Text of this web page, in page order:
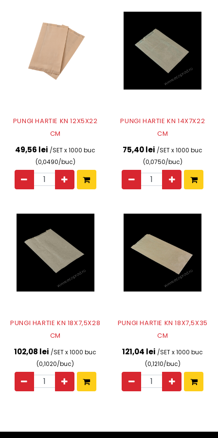
PUNGI HARTIE KN 12X5X22
CM
49,56 lei /SET x 1000 buc
(0,0490/buc)
PUNGI HARTIE KN 14X7X22
CM
75,40 lei /SET x 1000 buc
(0,0750/buc)
PUNGI HARTIE KN 18X7,5X28
CM
102,08 lei /SET x 1000 buc
(0,1020/buc)
PUNGI HARTIE KN 18X7,5X35
CM
121,04 lei /SET x 1000 buc
(0,1210/buc)